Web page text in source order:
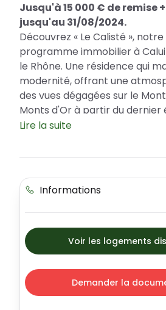
Jusqu'à 15 000 € de remise
jusqu'au 31/08/2024.
Découvrez « Le Calisté »,
programme immobilier à
le Rhône. Une résidence qui
modernité, offrant une
des vues dégagées sur le
Monts d'Or à partir du dernier
prêts à taux zéro (PTZ), c'est
Caluire-et-Cuire
Située dans l'environnement
dynamique, Caluire-et-Cuire
vie exceptionnelle avec ses
ses services, et ses
Les amoureux du sport et de
séduits par l’emplacement
Lire la suite
Informations
Voir les logements
Demander la